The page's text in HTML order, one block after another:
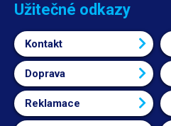
Užitečné odkazy
Kontakt
Doprava
Reklamace